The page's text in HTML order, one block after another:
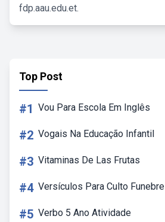
fdp.aau.edu.et.
Top Post
#1 Vou Para Escola Em Inglês
#2 Vogais Na Educação Infantil
#3 Vitaminas De Las Frutas
#4 Versículos Para Culto Funebre
#5 Verbo 5 Ano Atividade